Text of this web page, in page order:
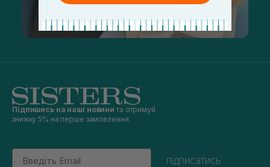
Підпишись на наші новини та отримуй
знижку 5% на перше замовлення
Email
підписатись